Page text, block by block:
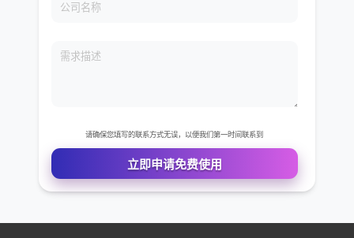
脑屏幕。WhatsApp是一款免费且广受欢迎的即时通
WhatsApp，用户必须使用自己的手机号码接收验证
号码来登录WhatsApp，这种方法就很有用。本文将
介绍在没有手机号的情况下，如何在任意iOS或
Android设备上激活WhatsApp，以及在没有手机的
建一个新的电话号码1、在手机或平板电脑上安装
您的电话
需求描述